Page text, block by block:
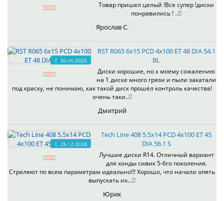
Товар пришел целый !Все супер !диски
понравились ! ..
Ярослав С.
26.06.2025
RST R065 6x15 PCD 4x100 ET 48 DIA 54.1
BL
Диски хорошие, но к моему сожалению
на 1 диске много грязи и пыли закатали
под краску, не понимаю, как такой диск прошёл контроль качества!
очень таки..
Дмитрий
28.12.2024
Tech Line 408 5.5x14 PCD 4x100 ET 45
DIA 56.1 S
Лучшие диски R14. Отличный вариант
для хонды сивик 5-6го поколения.
Стреляют по всем параметрам идеально!!! Хорошо, что начали опять
выпускать их...
Юрик